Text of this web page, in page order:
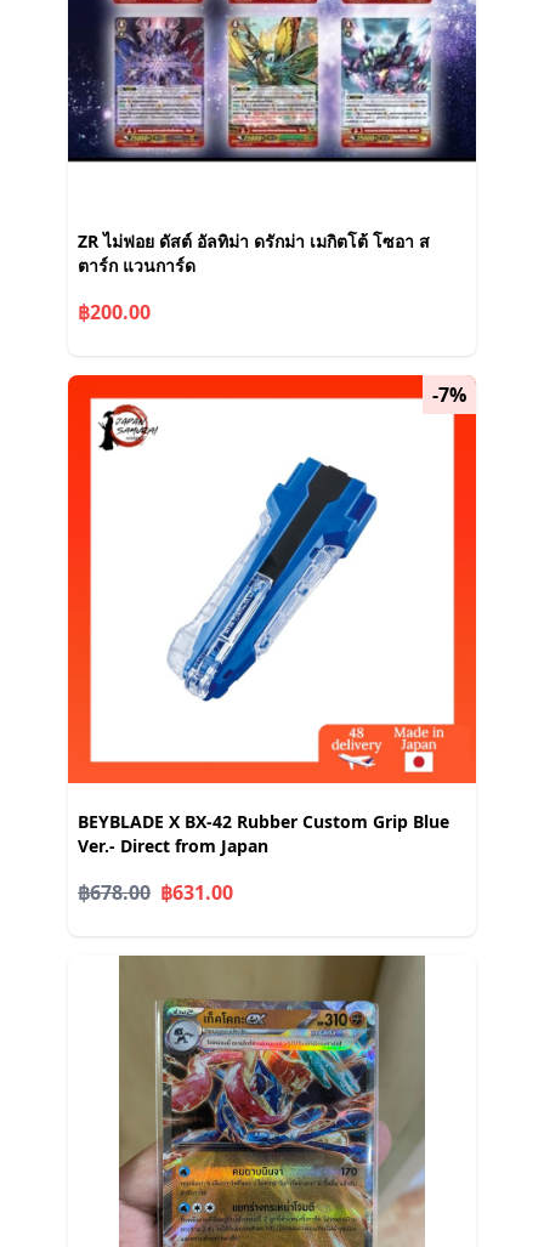
ZR ไม่ฟอย ดัสต์ อัลทิม่า ดรักม่า เมกิตโต้ โซอา ส
ตาร์ก แวนการ์ด
฿200.00
-7%
BEYBLADE X BX-42 Rubber Custom Grip Blue
Ver.- Direct from Japan
฿678.00 ฿631.00